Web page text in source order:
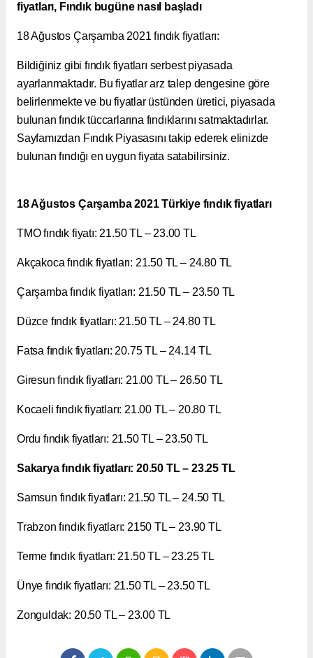
fiyatları, Fındık bugüne nasıl başladı
18 Ağustos Çarşamba 2021 fındık fiyatları:
Bildiğiniz gibi fındık fiyatları serbest piyasada
ayarlanmaktadır. Bu fiyatlar arz talep dengesine göre
belirlenmekte ve bu fiyatlar üstünden üretici, piyasada
bulunan fındık tüccarlarına fındıklarını satmaktadırlar.
Sayfamızdan Fındık Piyasasını takip ederek elinizde
bulunan fındığı en uygun fiyata satabilirsiniz.
18 Ağustos Çarşamba 2021 Türkiye fındık fiyatları
TMO fındık fiyatı: 21.50 TL – 23.00 TL
Akçakoca fındık fiyatları: 21.50 TL – 24.80 TL
Çarşamba fındık fiyatları: 21.50 TL – 23.50 TL
Düzce fındık fiyatları: 21.50 TL – 24.80 TL
Fatsa fındık fiyatları: 20.75 TL – 24.14 TL
Giresun fındık fiyatları: 21.00 TL – 26.50 TL
Kocaeli fındık fiyatları: 21.00 TL – 20.80 TL
Ordu fındık fiyatları: 21.50 TL – 23.50 TL
Sakarya fındık fiyatları: 20.50 TL – 23.25 TL
Samsun fındık fiyatları: 21.50 TL – 24.50 TL
Trabzon fındık fiyatları: 2150 TL – 23.90 TL
Terme fındık fiyatları: 21.50 TL – 23.25 TL
Ünye fındık fiyatları: 21.50 TL – 23.50 TL
Zonguldak: 20.50 TL – 23.00 TL